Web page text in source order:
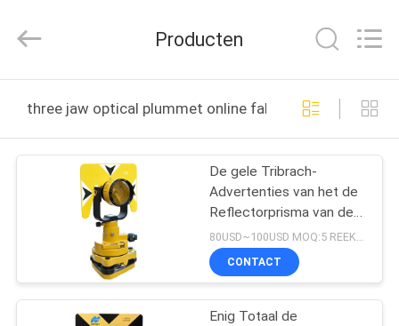
PRODUCTEN
ONGEVEER
FABRIEKSREIS
Co.,Ltd.
Producten
three jaw optical plummet online fabricage
De gele Tribrach-
Advertenties van het de
Reflectorprisma van de
Prismareflector
80USD~100USD MOQ:5 REEKSEN
CONTACT
Enig Totaal de